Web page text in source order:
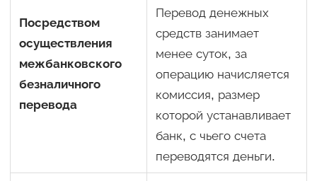
Посредством
осуществления
межбанковского
безналичного
перевода
Перевод денежных
средств занимает
менее суток, за
операцию начисляется
комиссия, размер
которой устанавливает
банк, с чьего счета
переводятся деньги.